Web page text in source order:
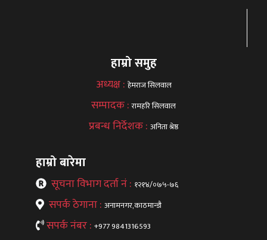
हाम्रो समुह
अध्यक्ष : हेमराज सिलवाल
सम्पादक :रामहरि सिलवाल
प्रबन्ध निर्देशक : अनिता श्रेष्ठ
हाम्रो बारेमा
सूचना विभाग दर्ता नं : १२१४/०७५-७६
सपर्क ठेगाना : अनामनगर,काठमान्डौ
सपर्क नंबर : +977 9841316593